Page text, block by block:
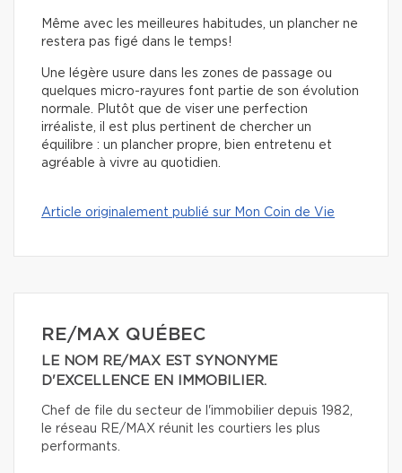
Même avec les meilleures habitudes, un plancher ne
restera pas figé dans le temps!
Une légère usure dans les zones de passage ou
quelques micro-rayures font partie de son évolution
normale. Plutôt que de viser une perfection
irréaliste, il est plus pertinent de chercher un
équilibre : un plancher propre, bien entretenu et
agréable à vivre au quotidien.
Article originalement publié sur Mon Coin de Vie
RE/MAX QUÉBEC
LE NOM RE/MAX EST SYNONYME
D'EXCELLENCE EN IMMOBILIER.
Chef de file du secteur de l'immobilier depuis 1982,
le réseau RE/MAX réunit les courtiers les plus
performants.